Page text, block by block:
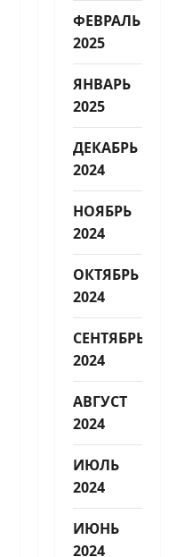
ФЕВРАЛЬ
2025
ЯНВАРЬ
2025
ДЕКАБРЬ
2024
НОЯБРЬ
2024
ОКТЯБРЬ
2024
СЕНТЯБРЬ
2024
АВГУСТ
2024
ИЮЛЬ
2024
ИЮНЬ
2024